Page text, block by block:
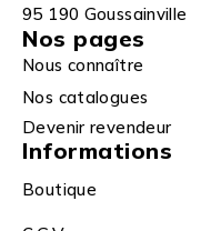
95 190 Goussainville
Nos pages
Nous connaître
Nos catalogues
Devenir revendeur
Informations
Boutique